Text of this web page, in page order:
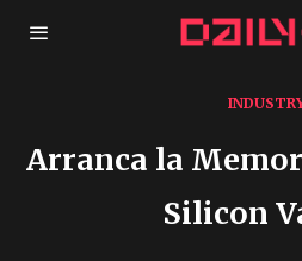
Arranca la
Silicon